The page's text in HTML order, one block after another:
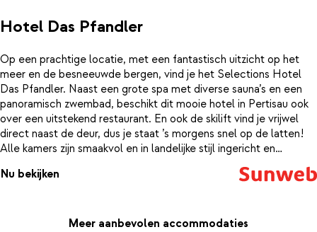
Hotel Das Pfandler
Op een prachtige locatie, met een fantastisch uitzicht op het
meer en de besneeuwde bergen, vind je het Selections Hotel
Das Pfandler. Naast een grote spa met diverse sauna’s en een
panoramisch zwembad, beschikt dit mooie hotel in Pertisau ook
over een uitstekend restaurant. En ook de skilift vind je vrijwel
direct naast de deur, dus je staat ’s morgens snel op de latten!
Alle kamers zijn smaakvol en in landelijke stijl ingericht en
uitzicht op de mooie omgeving van Pertisau.
Nu bekijken
Meer aanbevolen accommodaties